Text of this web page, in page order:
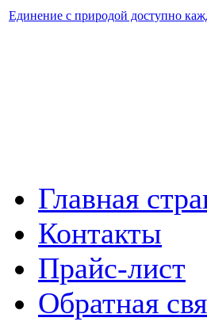
Единение с природой доступно
Главная
Контакты
Прайс-лист
Обратная